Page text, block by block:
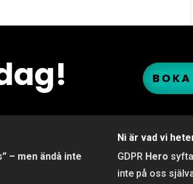
– men ändå inte
Ni är vad vi
GDPR Hero
inte på oss